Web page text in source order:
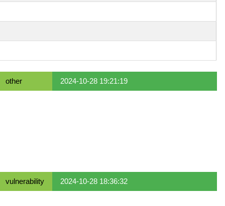
other 2024-10-28 19:21:19
vulnerability 2024-10-28 18:36:32